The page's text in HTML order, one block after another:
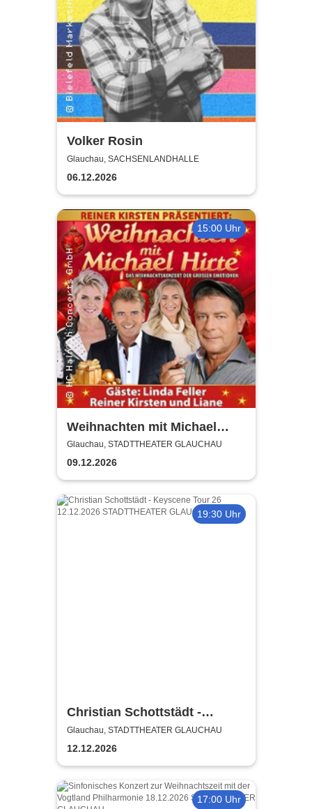
Volker Rosin
Glauchau, SACHSENLANDHALLE
06.12.2026
15:00 Uhr
Weihnachten mit Michael
Hirte 2026
Glauchau, STADTTHEATER GLAUCHAU
09.12.2026
19:30 Uhr
Christian Schottstädt -
Keyscene Tour 26
Glauchau, STADTTHEATER GLAUCHAU
12.12.2026
17:00 Uhr